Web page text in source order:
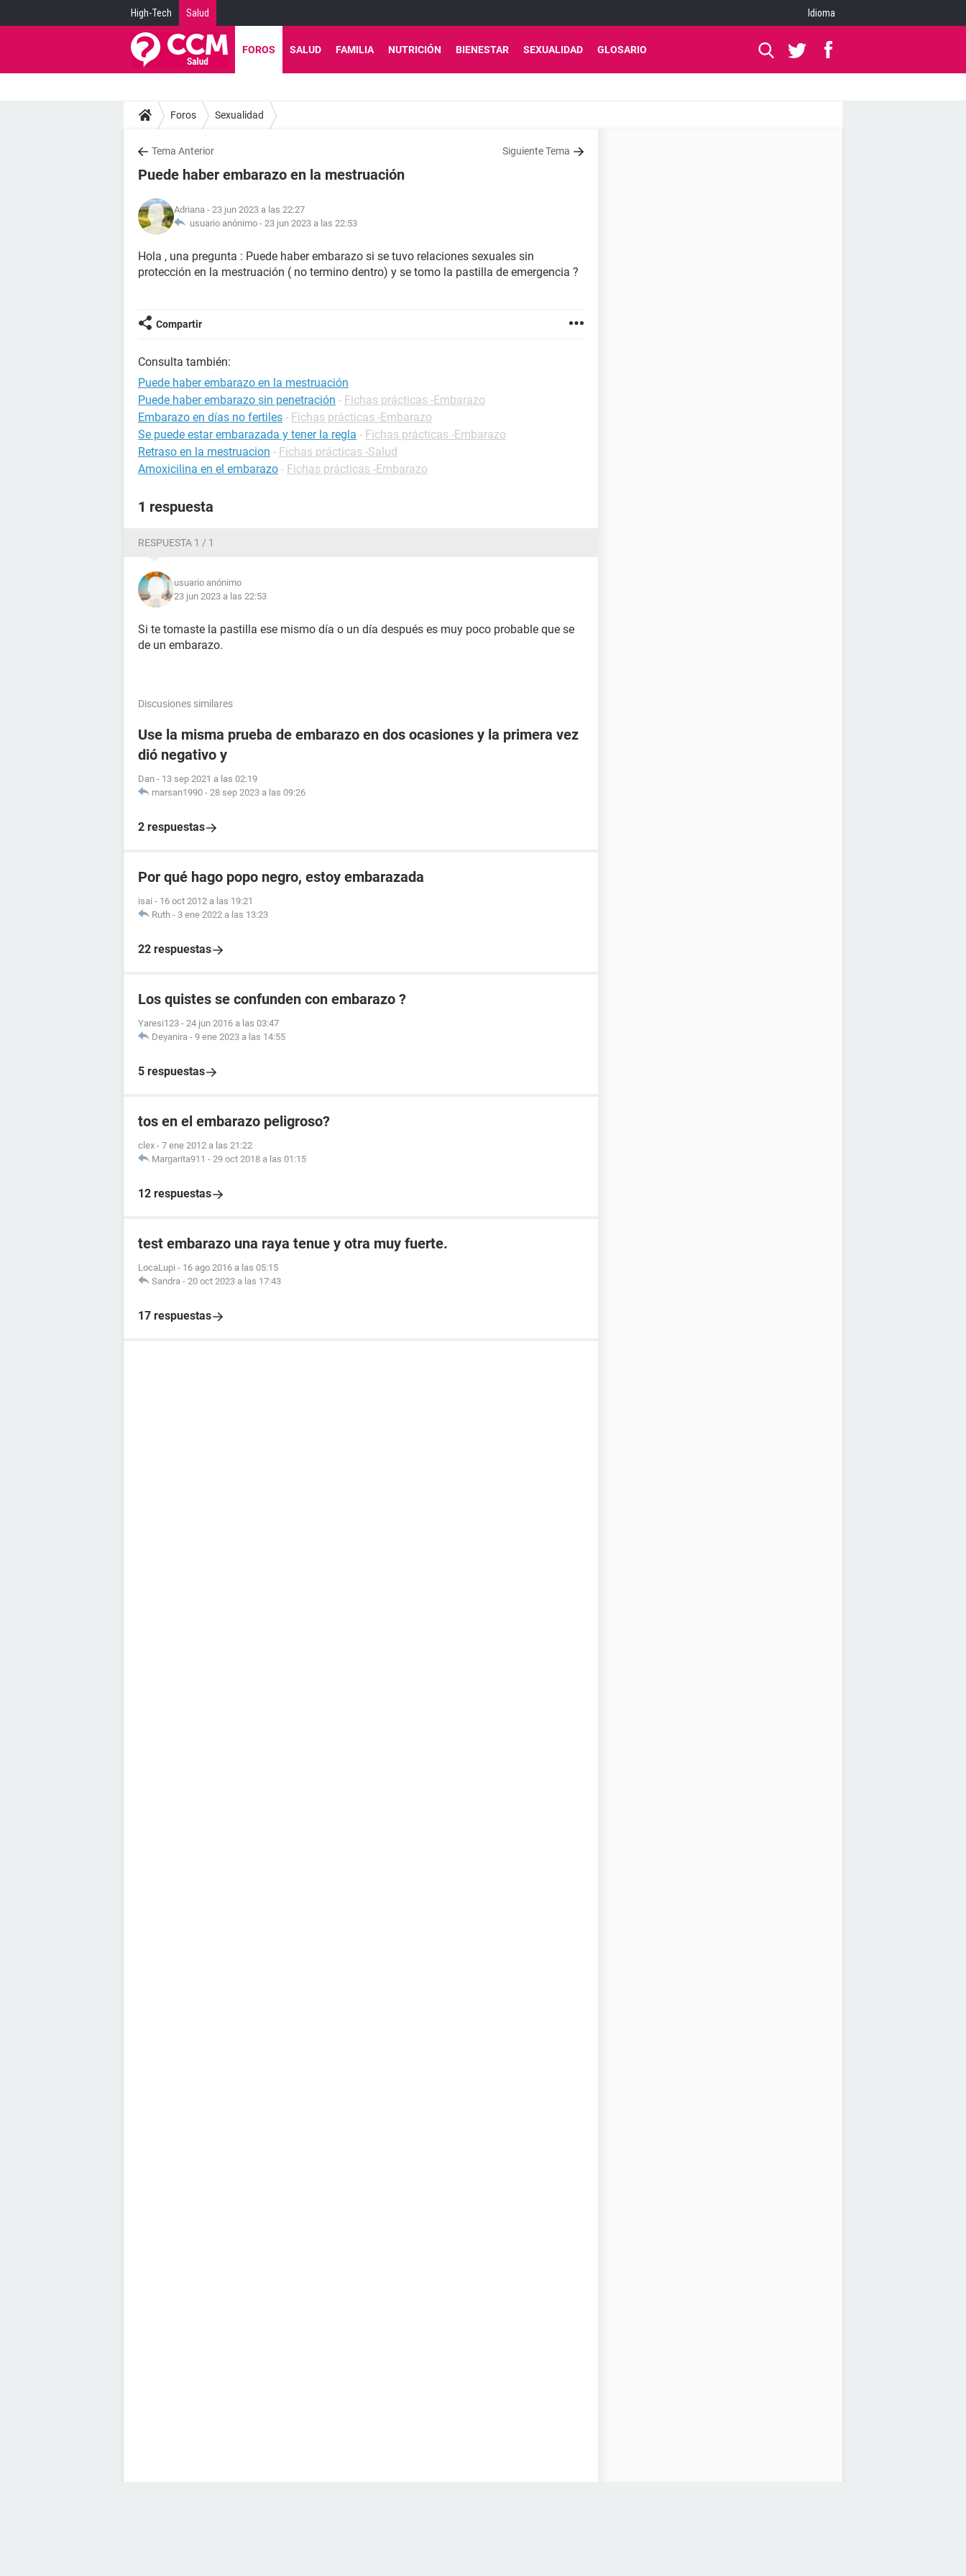
High-Tech Salud Idioma
FOROS SALUD FAMILIA NUTRICIÓN BIENESTAR SEXUALIDAD GLOSARIO
Foros Sexualidad
Tema Anterior Siguiente Tema
Puede haber embarazo en la mestruación
Adriana - 23 jun 2023 a las 22:27
usuario anónimo - 23 jun 2023 a las 22:53
Hola , una pregunta : Puede haber embarazo si se tuvo relaciones sexuales sin
protección en la mestruación ( no termino dentro) y se tomo la pastilla de emergencia ?
Compartir
Consulta también:
Puede haber embarazo en la mestruación
Puede haber embarazo sin penetración - Fichas prácticas -Embarazo
Embarazo en días no fertiles - Fichas prácticas -Embarazo
Se puede estar embarazada y tener la regla - Fichas prácticas -Embarazo
Retraso en la mestruacion - Fichas prácticas -Salud
Amoxicilina en el embarazo - Fichas prácticas -Embarazo
1 respuesta
RESPUESTA 1 / 1
usuario anónimo
23 jun 2023 a las 22:53
Si te tomaste la pastilla ese mismo día o un día después es muy poco probable que se
de un embarazo.
Discusiones similares
Use la misma prueba de embarazo en dos ocasiones y la primera vez
dió negativo y
Dan - 13 sep 2021 a las 02:19
marsan1990 - 28 sep 2023 a las 09:26
2 respuestas
Por qué hago popo negro, estoy embarazada
isai - 16 oct 2012 a las 19:21
Ruth - 3 ene 2022 a las 13:23
22 respuestas
Los quistes se confunden con embarazo ?
Yaresi123 - 24 jun 2016 a las 03:47
Deyanira - 9 ene 2023 a las 14:55
5 respuestas
tos en el embarazo peligroso?
clex - 7 ene 2012 a las 21:22
Margarita911 - 29 oct 2018 a las 01:15
12 respuestas
test embarazo una raya tenue y otra muy fuerte.
LocaLupi - 16 ago 2016 a las 05:15
Sandra - 20 oct 2023 a las 17:43
17 respuestas